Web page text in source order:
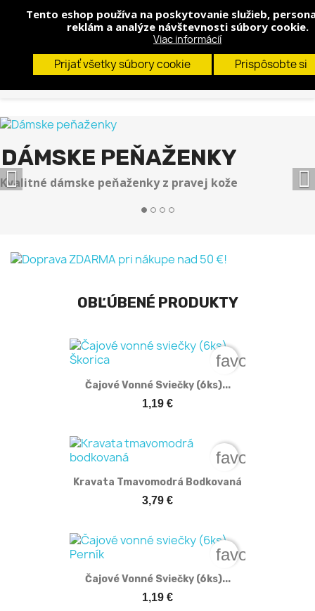
Tento eshop používa na poskytovanie služieb,
reklám a analýze návštevnosti súbory cookie.
Viac informácií
Prijať všetky súbory cookie Prispôsobte si
(0)

search
PÁNSKE PEŇAŽENKY
 
OBĽÚBENÉ PRODUKTY
Čajové Vonné Sviečky (6ks)...
1,19 €
Kravata Tmavomodrá Bodkovaná
3,79 €
Čajové Vonné Sviečky (6ks)...
1,19 €